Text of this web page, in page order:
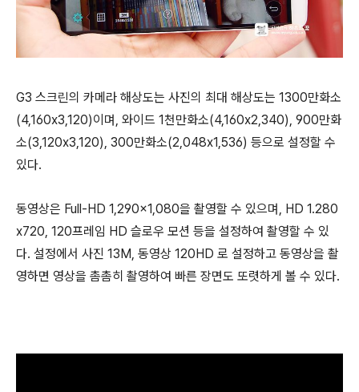
G3 스크린의 카메라 해상도는 사진의 최대 해상도는 1300만화소
(4,160x3,120)이며, 와이드 1천만화소(4,160x2,340), 900만화
소(3,120x3,120), 300만화소(2,048x1,536) 등으로 설정할 수
있다.
동영상은 Full-HD 1,290x1,080을 촬영할 수 있으며, HD 1.280
x720, 120프레임 HD 슬로우 모션 등을 설정하여 촬영할 수 있
다. 설정에서 사진 13M, 동영상 120HD 로 설정하고 동영상을 촬
영하면 영상을 촘촘히 촬영하여 빠른 장면도 또렷하게 볼 수 있다.